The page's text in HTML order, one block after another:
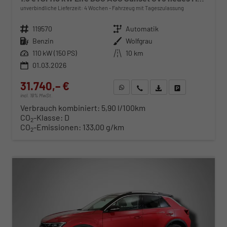
unverbindliche Lieferzeit: 4 Wochen Fahrzeug mit Tageszulassung
Fahrzeugnr. 119570 Getriebe Automatik
Kraftstoff Benzin Außenfarbe Wolfgrau
Leistung 110 kW (150 PS) Kilometerstand 10 km
01.03.2026
31.740,– €
incl. 19% MwSt.
WhatsApp anfragen
Wir rufen Sie anFahrzeugexposé (PDF)
Verbrauch kombiniert: 5,90 l/100km
CO2-Klasse: D
CO2-Emissionen: 133,00 g/km